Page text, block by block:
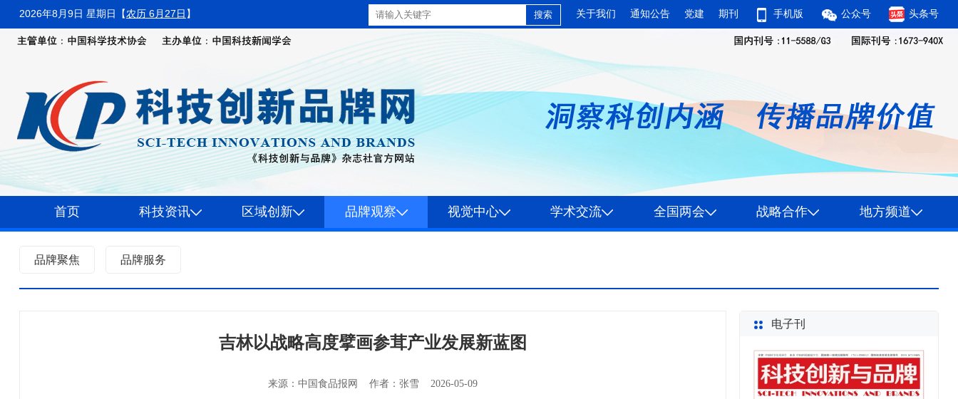
2026年8月9日 星期日 【农历 6月27日 】 关于我们 通知公告 党建 期刊 手机版 公众号 头条号
首页 科技资讯 区域创新 品牌观察 视觉中心 学术交流 全国两会 战略合作 地方频道
品牌聚焦 品牌服务
吉林以战略高度擘画参茸产业发展新蓝图
来源：中国食品报网 作者：张雪 2026-05-09
电子刊